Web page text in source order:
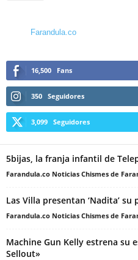
Farandula.co
16,500 Fans
350 Seguidores
3,099 Seguidores
5bijas, la franja infantil de
Farandula.co Noticias Chismes de
Las Villa presentan ‘Nadita’
Farandula.co Noticias Chismes de
Machine Gun Kelly estrena su
Sellout»